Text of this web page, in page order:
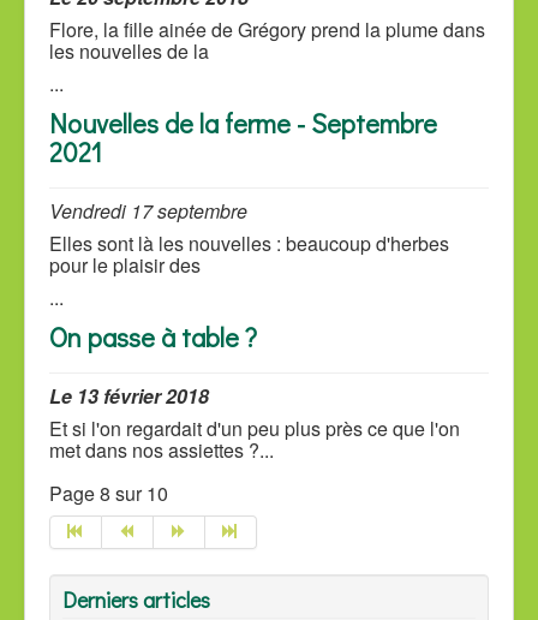
Flore, la fille ainée de Grégory prend la plume dans
les nouvelles de la
...
Nouvelles de la ferme - Septembre
2021
Vendredi 17 septembre
Elles sont là les nouvelles : beaucoup d'herbes
pour le plaisir des
...
On passe à table ?
Le 13 février 2018
Et si l'on regardait d'un peu plus près ce que l'on
met dans nos assiettes ?...
Page 8 sur 10
Derniers articles